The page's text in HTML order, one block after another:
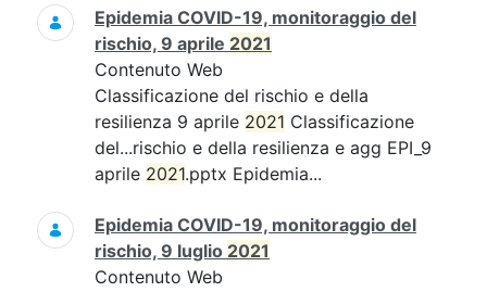
Epidemia COVID-19, monitoraggio del
rischio, 9 aprile 2021
Contenuto Web
Classificazione del rischio e della
resilienza 9 aprile 2021 Classificazione
del...rischio e della resilienza e agg EPI_9
aprile 2021.pptx Epidemia...
Epidemia COVID-19, monitoraggio del
rischio, 9 luglio 2021
Contenuto Web